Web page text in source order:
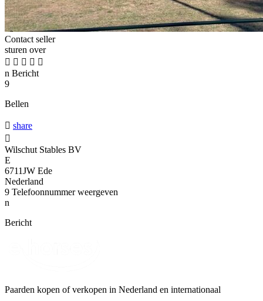
Contact seller
sturen over
    
n Bericht
9
Bellen
 share

Wilschut Stables BV
E
6711JW Ede
Nederland
9 Telefoonnummer weergeven
n
Bericht
Paarden kopen of verkopen in Nederland en internationaal